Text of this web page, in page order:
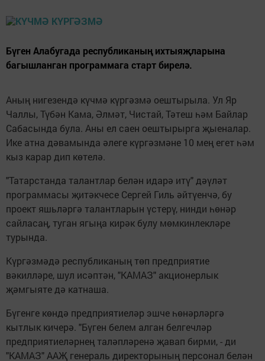
Бүген Алабугада республиканың ихтыяҗларына
багышланган программага старт бирелә.
Аның нигезендә күчмә күргәзмә оештырыла. Ул Яр
Чаллы, Түбән Кама, Әлмәт, Чистай, Тәтеш һәм Байлар
Сабасында була. Аны ел саен оештырырга җыеналар.
Ике атна дәвамында әлеге күргәзмәне 10 мең егет һәм
кыз карар дип көтелә.
"Татарстанда талантлар белән идарә итү" дәүләт
программасы җитәкчесе Сергей Гиль әйтүенчә, бу
проект яшьләргә талантларын үстерү, нинди һөнәр
сайласаң, туган ягыңа кирәк булу мөмкинлекләре
турында.
Күргәзмәдә республиканың төп предприятие
вәкилләре, шул исәптән, "КАМАЗ" акционерлык
җәмгыяте дә катнаша.
Бүгенге көндә предприятиеләр эшче һөнәрләргә
кытлык кичерә. "Бүген белем алган белгечләр
предприятиеләрнең таләпләренә җавап бирми, - ди
"КАМАЗ" ААҖ генераль директорының персонал белән